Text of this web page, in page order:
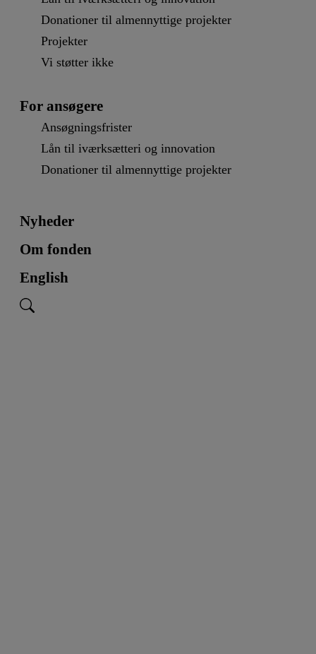
Donationer til almennyttige projekter
Projekter
Vi støtter ikke
For ansøgere
Ansøgningsfrister
Lån til iværksætteri og innovation
Donationer til almennyttige projekter
Nyheder
Om fonden
English